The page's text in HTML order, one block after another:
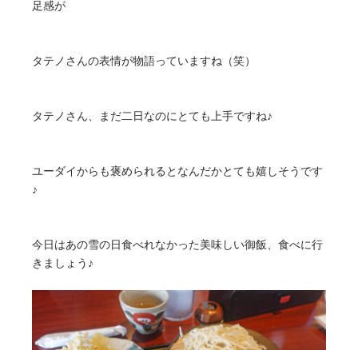
足感が
タテノさんの表情が物語っていますね（笑）
タテノさん、まだ二日なのにとても上手ですね♪
ユーダイからも褒められるとなんだかとても嬉しそうです
♪
今日はあの雪の日食べれなかった美味しい御飯、食べに行
きましょう♪